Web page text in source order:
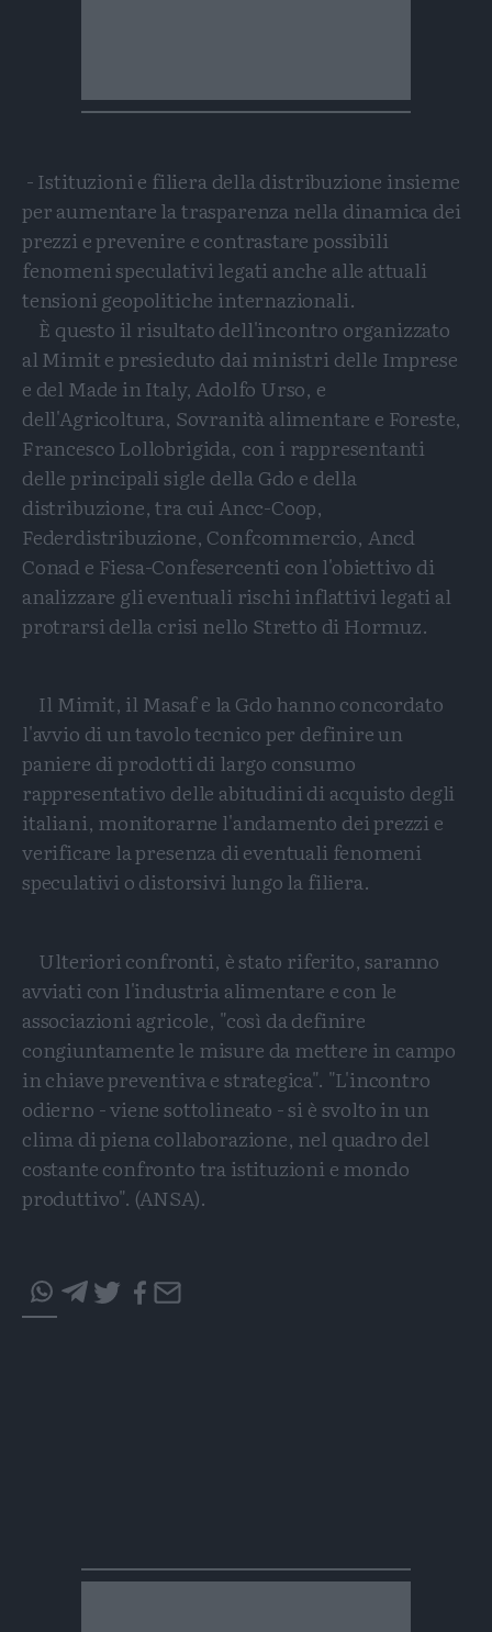
- Istituzioni e filiera della distribuzione insieme
per aumentare la trasparenza nella dinamica dei
prezzi e prevenire e contrastare possibili
fenomeni speculativi legati anche alle attuali
tensioni geopolitiche internazionali.
È questo il risultato dell'incontro organizzato
al Mimit e presieduto dai ministri delle Imprese
e del Made in Italy, Adolfo Urso, e
dell'Agricoltura, Sovranità alimentare e Foreste,
Francesco Lollobrigida, con i rappresentanti
delle principali sigle della Gdo e della
distribuzione, tra cui Ancc-Coop,
Federdistribuzione, Confcommercio, Ancd
Conad e Fiesa-Confesercenti con l'obiettivo di
analizzare gli eventuali rischi inflattivi legati al
protrarsi della crisi nello Stretto di Hormuz.
Il Mimit, il Masaf e la Gdo hanno concordato
l'avvio di un tavolo tecnico per definire un
paniere di prodotti di largo consumo
rappresentativo delle abitudini di acquisto degli
italiani, monitorarne l'andamento dei prezzi e
verificare la presenza di eventuali fenomeni
speculativi o distorsivi lungo la filiera.
Ulteriori confronti, è stato riferito, saranno
avviati con l'industria alimentare e con le
associazioni agricole, "così da definire
congiuntamente le misure da mettere in campo
in chiave preventiva e strategica". "L'incontro
odierno - viene sottolineato - si è svolto in un
clima di piena collaborazione, nel quadro del
costante confronto tra istituzioni e mondo
produttivo". (ANSA).
questo